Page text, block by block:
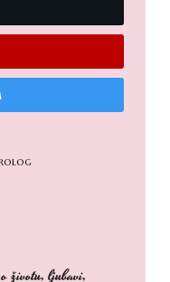
životu, ljubavi,